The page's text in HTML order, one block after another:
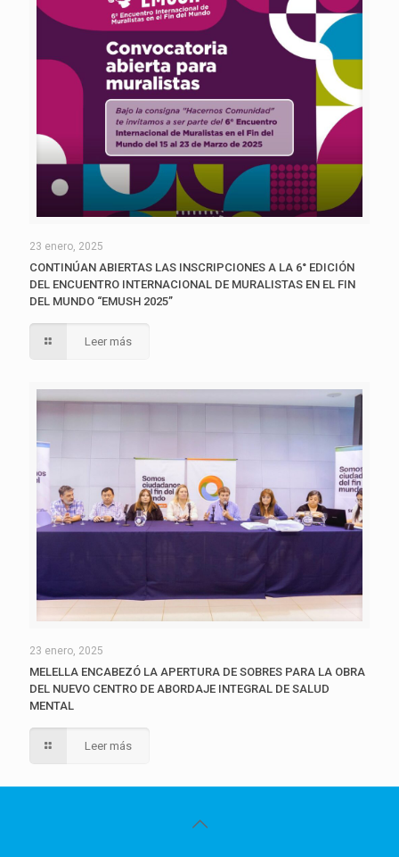
23 enero, 2025
CONTINÚAN ABIERTAS LAS INSCRIPCIONES A LA 6° EDICIÓN
DEL ENCUENTRO INTERNACIONAL DE MURALISTAS EN EL FIN
DEL MUNDO “EMUSH 2025”
Leer más
23 enero, 2025
MELELLA ENCABEZÓ LA APERTURA DE SOBRES PARA LA OBRA
DEL NUEVO CENTRO DE ABORDAJE INTEGRAL DE SALUD
MENTAL
Leer más